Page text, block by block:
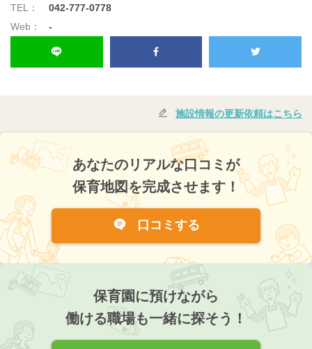
TEL：
042-777-0778
Web：
-
施設情報の更新依頼はこちら
あなたのリアルな口コミが
保育地図を完成させます！
口コミする
保育園に預けながら
働ける職場も一緒に探そう！